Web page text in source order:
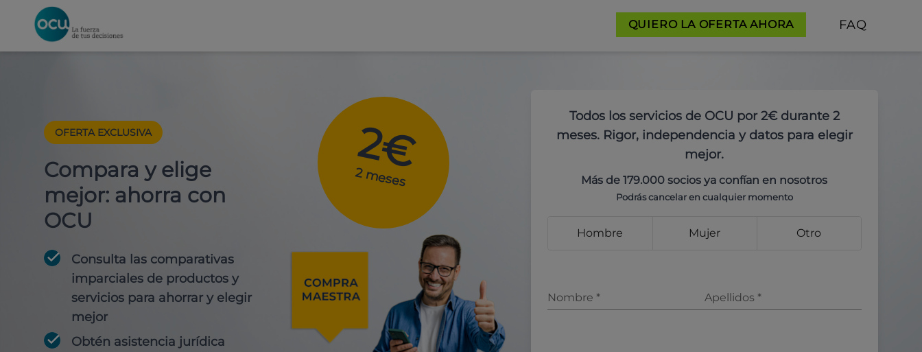
QUIERO LA OFERTA AHORA FAQ
OFERTA EXCLUSIVA
Compara y elige
mejor: ahorra con
OCU
Consulta las comparativas
imparciales de productos y
servicios para ahorrar y elegir
mejor
Obtén asistencia jurídica
2€
2 meses
Todos los servicios de OCU por 2€ durante 2
meses. Rigor, independencia y datos para elegir
mejor.
Más de 179.000 socios ya confían en nosotros
Podrás cancelar en cualquier momento
Hombre Mujer Otro
Nombre * Apellidos *